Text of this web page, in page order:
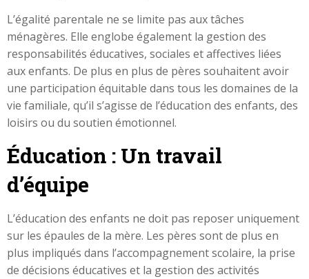
L’égalité parentale ne se limite pas aux tâches
ménagères. Elle englobe également la gestion des
responsabilités éducatives, sociales et affectives liées
aux enfants. De plus en plus de pères souhaitent avoir
une participation équitable dans tous les domaines de la
vie familiale, qu’il s’agisse de l’éducation des enfants, des
loisirs ou du soutien émotionnel.
Éducation : Un travail
d’équipe
L’éducation des enfants ne doit pas reposer uniquement
sur les épaules de la mère. Les pères sont de plus en
plus impliqués dans l’accompagnement scolaire, la prise
de décisions éducatives et la gestion des activités